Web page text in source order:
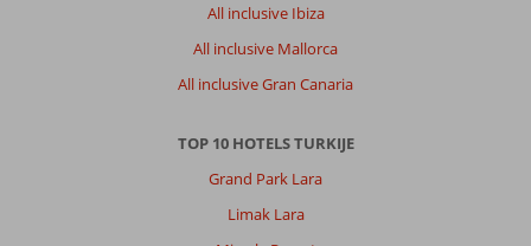
All inclusive Ibiza
All inclusive Mallorca
All inclusive Gran Canaria
TOP 10 HOTELS TURKIJE
Grand Park Lara
Limak Lara